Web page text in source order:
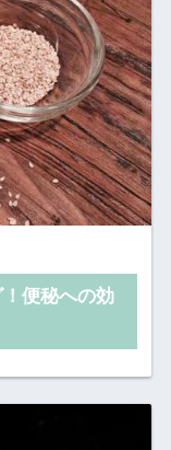
便秘への効